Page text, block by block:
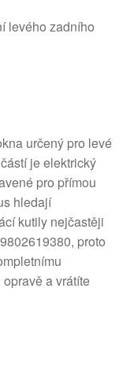
levého zadního
určený pro levé
je elektrický
pro přímou
hledají
kutily nejčastěji
proto
a vrátíte